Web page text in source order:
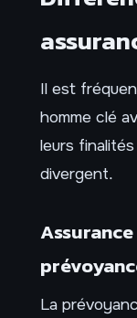
Il est
homme clé
leurs
divergent.
La